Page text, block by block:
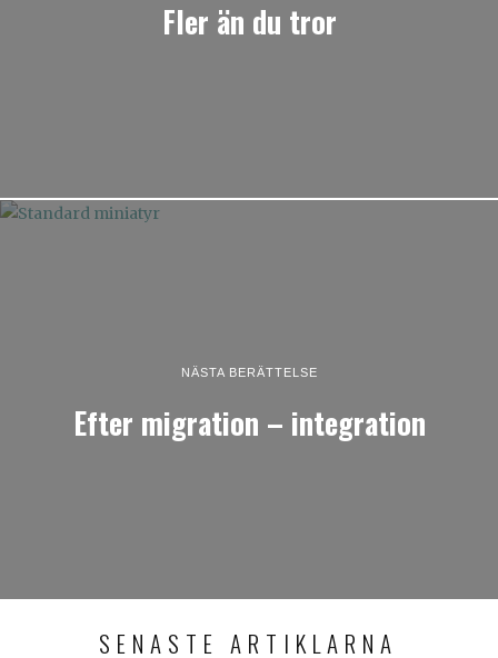
Fler än du tror
NÄSTA BERÄTTELSE
Efter migration – integration
SENASTE ARTIKLARNA